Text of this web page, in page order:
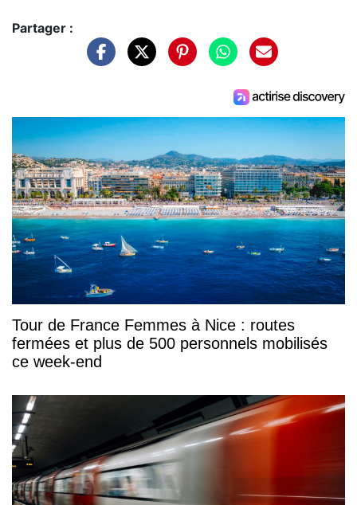
Partager :
Tour de France Femmes à Nice : routes
fermées et plus de 500 personnels mobilisés
ce week-end